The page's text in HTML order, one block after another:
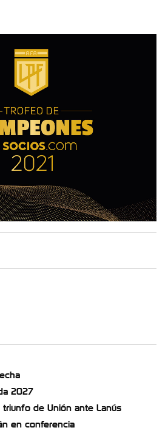
2027
de Unión ante Lanús
en conferencia